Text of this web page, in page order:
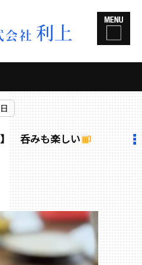
】 呑みも楽しい